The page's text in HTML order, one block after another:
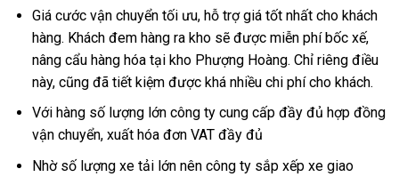
Giá cước vận chuyển tối ưu, hỗ trợ giá tốt nhất cho khách
hàng. Khách đem hàng ra kho sẽ được miễn phí bốc xế,
nâng cẩu hàng hóa tại kho Phượng Hoàng. Chỉ riêng điều
này, cũng đã tiết kiệm được khá nhiều chi phí cho khách.
Với hàng số lượng lớn công ty cung cấp đầy đủ hợp đồng
vận chuyển, xuất hóa đơn VAT đầy đủ
Nhờ số lượng xe tải lớn nên công ty sắp xếp xe giao